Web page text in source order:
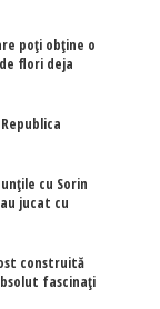
poți obține o
flori deja
cu Sorin
jucat cu
construită
fascinați